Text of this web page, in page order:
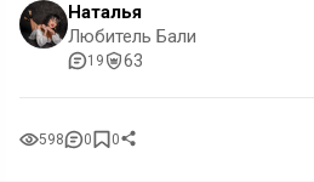
Наталья
Любитель Бали
19 63
598 0 0